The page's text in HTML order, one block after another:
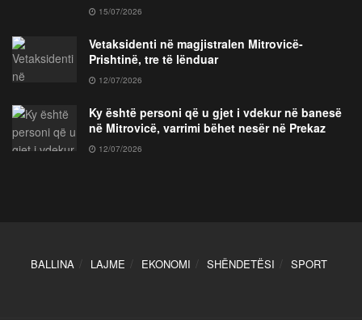
15/07/2026
Vetaksidenti në magjistralen Mitrovicë-
Prishtinë, tre të lënduar
12/07/2026
Ky është personi që u gjet i vdekur në banesë
në Mitrovicë, varrimi bëhet nesër në Prekaz
12/07/2026
BALLINA LAJME EKONOMI SHËNDETËSI SPORT